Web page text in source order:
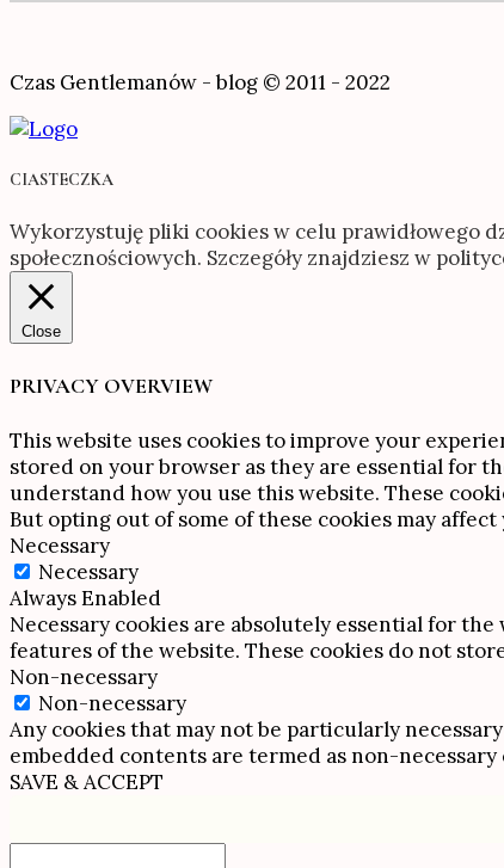
Czas Gentlemanów - blog © 2011 - 2022
CIASTECZKA
Wykorzystuję pliki cookies w celu prawidłowego
społecznościowych. Szczegóły znajdziesz w
Close
PRIVACY OVERVIEW
This website uses cookies to improve your
stored on your browser as they are essential for
understand how you use this website. These
But opting out of some of these cookies may
Necessary
Necessary
Always Enabled
Necessary cookies are absolutely essential for
features of the website. These cookies do not
Non-necessary
Non-necessary
Any cookies that may not be particularly
embedded contents are termed as non-
SAVE & ACCEPT